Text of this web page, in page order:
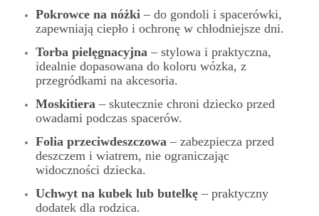
Pokrowce na nóżki – do gondoli i spacerówki,
zapewniają ciepło i ochronę w chłodniejsze dni.
Torba pielęgnacyjna – stylowa i praktyczna,
idealnie dopasowana do koloru wózka, z
przegródkami na akcesoria.
Moskitiera – skutecznie chroni dziecko przed
owadami podczas spacerów.
Folia przeciwdeszczowa – zabezpiecza przed
deszczem i wiatrem, nie ograniczając
widoczności dziecka.
Uchwyt na kubek lub butelkę – praktyczny
dodatek dla rodzica.